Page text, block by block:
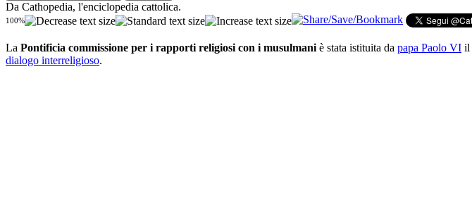
Da Cathopedia, l'enciclopedia cattolica.
100%
La Pontificia commissione per i rapporti religiosi con i musulmaniè stata istituita da papa Paolo VI il
dialogo interreligioso.